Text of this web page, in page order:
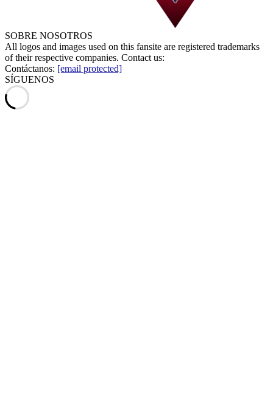
SOBRE NOSOTROS
All logos and images used on this fansite are registered trademarks
of their respective companies. Contact us:
Contáctanos: [email protected]
SÍGUENOS